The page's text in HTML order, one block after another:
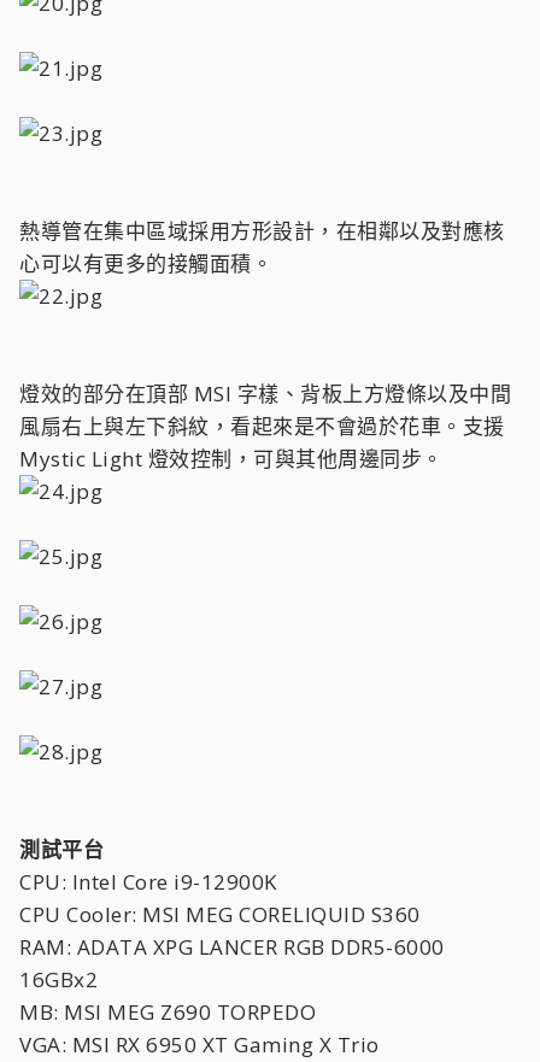
熱導管在集中區域採用方形設計，在相鄰以及對應核
心可以有更多的接觸面積。
燈效的部分在頂部 MSI 字樣、背板上方燈條以及中間
風扇右上與左下斜紋，看起來是不會過於花車。支援
Mystic Light 燈效控制，可與其他周邊同步。
測試平台
CPU: Intel Core i9-12900K
CPU Cooler: MSI MEG CORELIQUID S360
RAM: ADATA XPG LANCER RGB DDR5-6000
16GBx2
MB: MSI MEG Z690 TORPEDO
VGA: MSI RX 6950 XT Gaming X Trio